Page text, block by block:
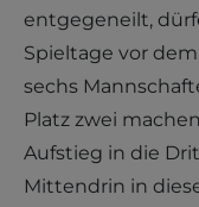
entgegeneilt,
Spieltage vor
sechs
Platz zwei
Aufstieg in die
Mittendrin in